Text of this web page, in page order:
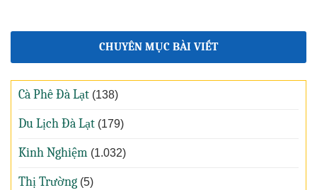
CHUYÊN MỤC BÀI VIẾT
Cà Phê Đà Lạt (138)
Du Lịch Đà Lạt (179)
Kinh Nghiệm (1.032)
Thị Trường (5)